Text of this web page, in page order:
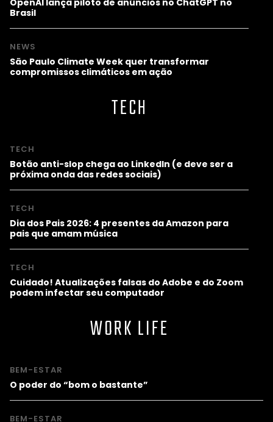
Brasil
NEWS
São Paulo Climate Week quer transformar
compromissos climáticos em ação
TECH
TECH
Botão anti-slop chega ao LinkedIn (e deve ser a
próxima onda das redes sociais)
TECH
Dia dos Pais 2026: 4 presentes da Amazon para
pais que amam música
TECH
Cuidado! Atualizações falsas do Adobe e do Zoom
podem infectar seu computador
WORK LIFE
BEM-ESTAR
O poder do “bom o bastante”
BEM-ESTAR